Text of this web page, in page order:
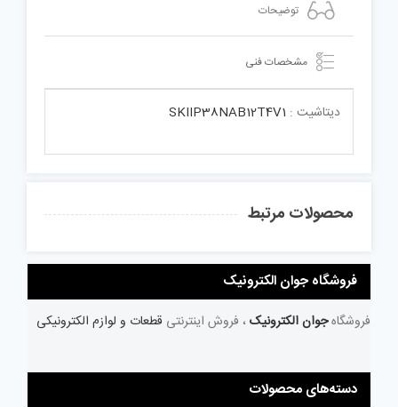
توضیحات
مشخصات فنی
دیتاشیت : SKIIP38NAB12T4V1
محصولات مرتبط
فروشگاه جوان الکترونیک
فروشگاهجوان الکترونیک ، فروش اینترنتی قطعات و لوازم الکترونیکی
دسته‌های محصولات